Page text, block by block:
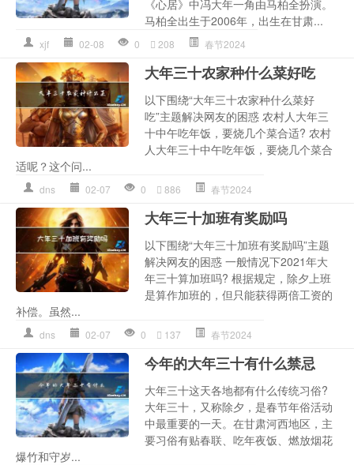
《心居》中冯大年一角由马柏全扮演。
马柏全出生于2006年，出生在甘肃...
xjf 02-08 0 208 春节2024
大年三十农家种什么菜好吃
以下围绕“大年三十农家种什么菜好
吃”主题解决网友的困惑 农村人大年三
十中午吃年饭，要烧几个菜合适? 农村
人大年三十中午吃年饭，要烧几个菜合
适呢？这个问...
dns 02-07 0 886 春节2024
大年三十加班有奖励吗
以下围绕“大年三十加班有奖励吗”主题
解决网友的困惑 一般情况下2021年大
年三十算加班吗? 根据规定，除夕上班
是算作加班的，但只能获得两倍工资的
补偿。虽然...
dns 02-07 0 137 春节2024
今年的大年三十有什么禁忌
大年三十这天各地都有什么传统习俗?
大年三十，又称除夕，是春节年俗活动
中最重要的一天。在甘肃河西地区，主
要习俗有贴春联、吃年夜饭、燃放烟花
爆竹和守岁...